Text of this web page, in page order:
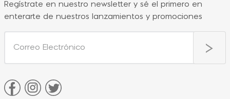
Regístrate en nuestro newsletter y sé el primero en
enterarte de nuestros lanzamientos y promociones